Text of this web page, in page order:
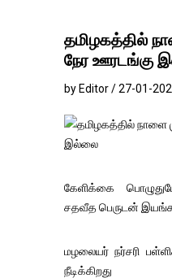
தமிழகத்தில்
நேர ஊரடங்கு
by Editor / 27-01-
கேளிக்கை
சதவீத பெருடன்
மழலையர் நர்சரி
நீடிக்கிறது